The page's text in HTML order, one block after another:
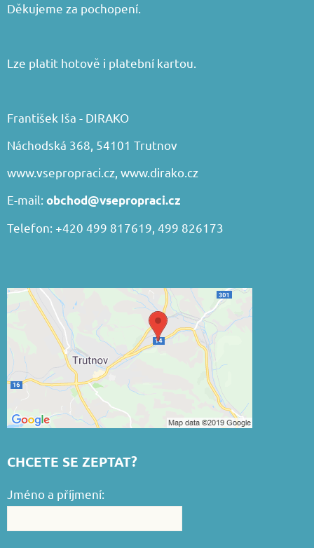
Děkujeme za pochopení.
Lze platit hotově i platební kartou.
František Iša - DIRAKO
Náchodská 368, 54101 Trutnov
www.vsepropraci.cz, www.dirako.cz
E-mail: obchod@vsepropraci.cz
Telefon: +420 499 817619, 499 826173
CHCETE SE ZEPTAT?
Jméno a příjmení: